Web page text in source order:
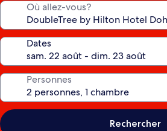
Où allez-vous?
Dates
Personnes
Rechercher